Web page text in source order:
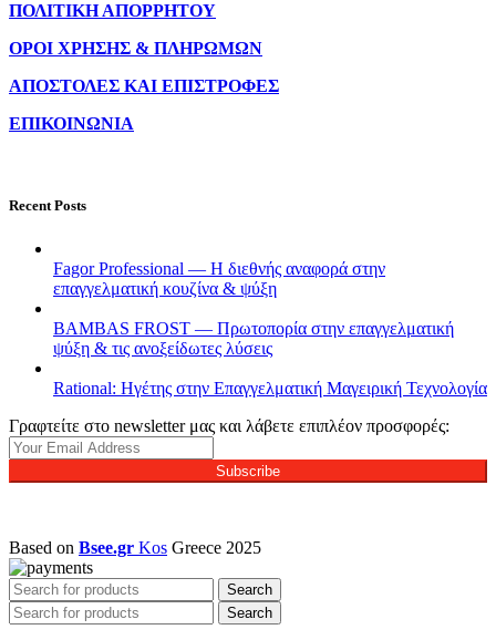
ΠΟΛΙΤΙΚΗ ΑΠΟΡΡΗΤΟΥ
ΟΡΟΙ ΧΡΗΣΗΣ & ΠΛΗΡΩΜΩΝ
ΑΠΟΣΤΟΛΕΣ ΚΑΙ ΕΠΙΣΤΡΟΦΕΣ
ΕΠΙΚΟΙΝΩΝΙΑ
Recent Posts
Fagor Professional — Η διεθνής αναφορά στην
επαγγελματική κουζίνα & ψύξη
BAMBAS FROST — Πρωτοπορία στην επαγγελματική
ψύξη & τις ανοξείδωτες λύσεις
Rational: Ηγέτης στην Επαγγελματική Μαγειρική Τεχνολογία
Γραφτείτε στο newsletter μας και λάβετε επιπλέον προσφορές:
Subscribe
Based on Bsee.gr Kos Greece 2025
Search
Search